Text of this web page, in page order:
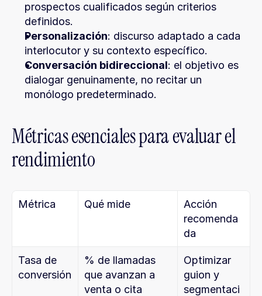
prospectos cualificados según criterios
definidos.
Personalización: discurso adaptado a cada
interlocutor y su contexto específico.
Conversación bidireccional: el objetivo es
dialogar genuinamente, no recitar un
monólogo predeterminado.
Métricas esenciales para evaluar el
rendimiento
Métrica Qué mide
Acción
recomenda
da
Tasa de
conversión
% de llamadas
que avanzan a
venta o cita
Optimizar
guion y
segmentaci